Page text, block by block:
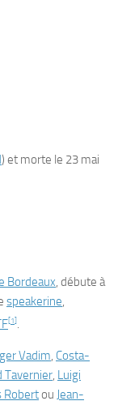
) et morte le 23 mai
Bordeaux, débute à
speakerine,
[1].
Vadim, Costa-
Tavernier, Luigi
Robertou Jean-